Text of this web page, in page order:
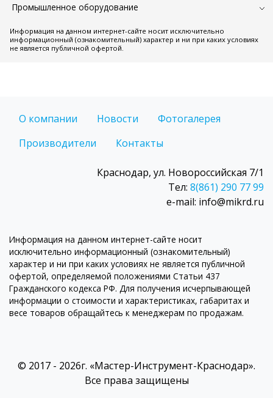
Промышленное оборудование
Информация на данном интернет-сайте носит исключительно
информационный (ознакомительный) характер и ни при каких условиях
не является публичной офертой.
О компании Новости
Фотогалерея
Производители
Контакты
Краснодар, ул. Новороссийская 7/1
Тел: 8(861) 290 77 99
e-mail: info@mikrd.ru
Информация на данном интернет-сайте носит
исключительно информационный (ознакомительный)
характер и ни при каких условиях не является публичной
офертой, определяемой положениями Статьи 437
Гражданского кодекса РФ. Для получения исчерпывающей
информации о стоимости и характеристиках, габаритах и
весе товаров обращайтесь к менеджерам по продажам.
© 2017 - 2026г. «Мастер-Инструмент-Краснодар».
Все права защищены